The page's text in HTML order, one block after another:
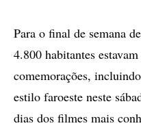
Para o final de semana
4.800 habitantes
comemorações,
estilo faroeste neste
dias dos filmes mais